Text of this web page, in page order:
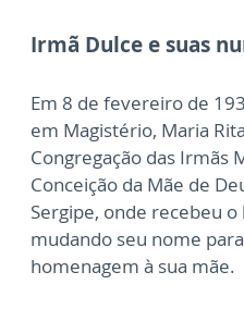
Irmã Dulce e suas
Em 8 de fevereiro de
em Magistério, Maria
Congregação das Irmãs
Conceição da Mãe de
Sergipe, onde recebeu
mudando seu nome
homenagem à sua mãe.